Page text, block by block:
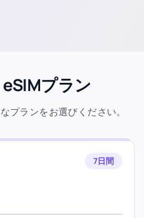
プラン
プランをお選びください。
7日間